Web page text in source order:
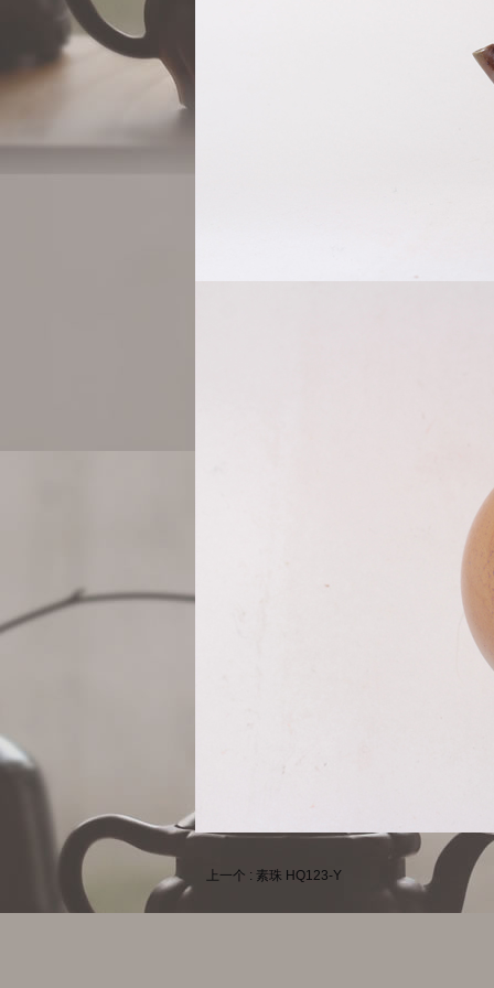
上一个 : 素珠 HQ123-Y